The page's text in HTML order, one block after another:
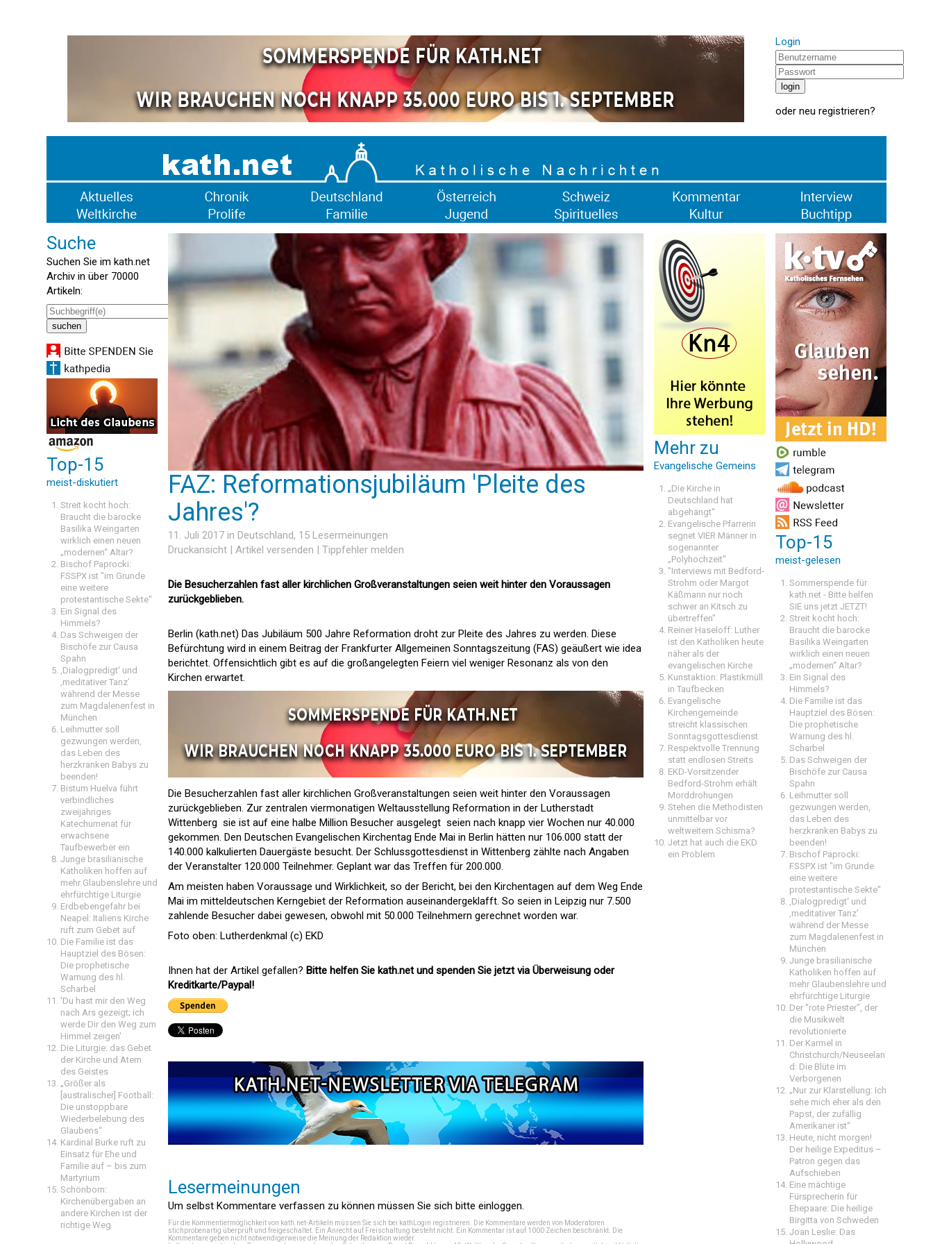
Login
oder neu registrieren?
Suche
Suchen Sie im kath.net
Archiv in über 70000
Artikeln:
Top-15
meist-diskutiert
Streit kocht hoch:
Braucht die barocke
Basilika Weingarten
wirklich einen neuen
„modernen“ Altar?
Bischof Paprocki:
FSSPX ist "im Grunde
eine weitere
protestantische Sekte"
Ein Signal des
Himmels?
Das Schweigen der
Bischöfe zur Causa
Spahn
‚Dialogpredigt‘ und
‚meditativer Tanz’
während der Messe
zum Magdalenenfest in
München
Leihmutter soll
gezwungen werden,
das Leben des
herzkranken Babys zu
beenden!
Bistum Huelva führt
verbindliches
zweijähriges
Katechumenat für
erwachsene
Taufbewerber ein
Junge brasilianische
Katholiken hoffen auf
mehr Glaubenslehre und
ehrfürchtige Liturgie
Erdbebengefahr bei
Neapel: Italiens Kirche
ruft zum Gebet auf
Die Familie ist das
Hauptziel des Bösen:
Die prophetische
Warnung des hl.
Scharbel
'Du hast mir den Weg
nach Ars gezeigt; ich
werde Dir den Weg zum
Himmel zeigen'
Die Liturgie: das Gebet
der Kirche und Atem
des Geistes
„Größer als
[australischer] Football:
Die unstoppbare
Wiederbelebung des
Glaubens“
Kardinal Burke ruft zu
Einsatz für Ehe und
Familie auf – bis zum
Martyrium
Schönborn:
Kirchenübergaben an
andere Kirchen ist der
richtige Weg
FAZ: Reformationsjubiläum 'Pleite des
Jahres'?
11. Juli 2017 in Deutschland, 15 Lesermeinungen
Druckansicht | Artikel versenden | Tippfehler melden
Die Besucherzahlen fast aller kirchlichen Großveranstaltungen seien weit hinter den Voraussagen
zurückgeblieben.
Berlin (kath.net) Das Jubiläum 500 Jahre Reformation droht zur Pleite des Jahres zu werden. Diese
Befürchtung wird in einem Beitrag der Frankfurter Allgemeinen Sonntagszeitung (FAS) geäußert wie idea
berichtet. Offensichtlich gibt es auf die großangelegten Feiern viel weniger Resonanz als von den
Kirchen erwartet.
Die Besucherzahlen fast aller kirchlichen Großveranstaltungen seien weit hinter den Voraussagen
zurückgeblieben. Zur zentralen viermonatigen Weltausstellung Reformation in der Lutherstadt
Wittenberg  sie ist auf eine halbe Million Besucher ausgelegt  seien nach knapp vier Wochen nur 40.000
gekommen. Den Deutschen Evangelischen Kirchentag Ende Mai in Berlin hätten nur 106.000 statt der
140.000 kalkulierten Dauergäste besucht. Der Schlussgottesdienst in Wittenberg zählte nach Angaben
der Veranstalter 120.000 Teilnehmer. Geplant war das Treffen für 200.000.
Am meisten haben Voraussage und Wirklichkeit, so der Bericht, bei den Kirchentagen auf dem Weg Ende
Mai im mitteldeutschen Kerngebiet der Reformation auseinandergeklafft. So seien in Leipzig nur 7.500
zahlende Besucher dabei gewesen, obwohl mit 50.000 Teilnehmern gerechnet worden war.
Foto oben: Lutherdenkmal (c) EKD
Ihnen hat der Artikel gefallen? Bitte helfen Sie kath.net und spenden Sie jetzt via Überweisung oder
Kreditkarte/Paypal!
Lesermeinungen
Um selbst Kommentare verfassen zu können müssen Sie sich bitte einloggen.
Für die Kommentiermöglichkeit von kath.net-Artikeln müssen Sie sich bei kathLogin registrieren . Die Kommentare werden von Moderatoren
stichprobenartig überprüft und freigeschaltet. Ein Anrecht auf Freischaltung besteht nicht. Ein Kommentar ist auf 1000 Zeichen beschränkt. Die
Kommentare geben nicht notwendigerweise die Meinung der Redaktion wieder.
Mehr zu
Evangelische Gemeins
„Die Kirche in
Deutschland hat
abgehängt“
Evangelische Pfarrerin
segnet VIER Männer in
sogenannter
„Polyhochzeit“
"Interviews mit Bedford-
Strohm oder Margot
Käßmann nur noch
schwer an Kitsch zu
übertreffen"
Reiner Haseloff: Luther
ist den Katholiken heute
näher als der
evangelischen Kirche
Kunstaktion: Plastikmüll
in Taufbecken
Evangelische
Kirchengemeinde
streicht klassischen
Sonntagsgottesdienst
Respektvolle Trennung
statt endlosen Streits
EKD-Vorsitzender
Bedford-Strohm erhält
Morddrohungen
Stehen die Methodisten
unmittelbar vor
weltweitem Schisma?
Jetzt hat auch die EKD
ein Problem
Top-15
meist-gelesen
Sommerspende für
kath.net - Bitte helfen
SIE uns jetzt JETZT!
Streit kocht hoch:
Braucht die barocke
Basilika Weingarten
wirklich einen neuen
„modernen“ Altar?
Ein Signal des
Himmels?
Die Familie ist das
Hauptziel des Bösen:
Die prophetische
Warnung des hl.
Scharbel
Das Schweigen der
Bischöfe zur Causa
Spahn
Leihmutter soll
gezwungen werden,
das Leben des
herzkranken Babys zu
beenden!
Bischof Paprocki:
FSSPX ist "im Grunde
eine weitere
protestantische Sekte"
‚Dialogpredigt‘ und
‚meditativer Tanz’
während der Messe
zum Magdalenenfest in
München
Junge brasilianische
Katholiken hoffen auf
mehr Glaubenslehre und
ehrfürchtige Liturgie
Der "rote Priester", der
die Musikwelt
revolutionierte
Der Karmel in
Christchurch/Neuseelan
d: Die Blüte im
Verborgenen
„Nur zur Klarstellung: Ich
sehe mich eher als den
Papst, der zufällig
Amerikaner ist“
Heute, nicht morgen!
Der heilige Expeditus –
Patron gegen das
Aufschieben
Eine mächtige
Fürsprecherin für
Ehepaare: Die heilige
Birgitta von Schweden
Joan Leslie: Das